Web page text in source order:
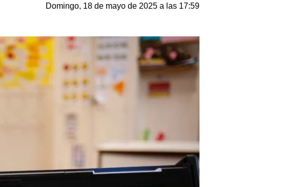
Domingo, 18 de mayo de 2025 a las 17:59